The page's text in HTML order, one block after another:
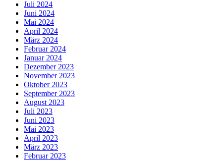
Juli 2024
Juni 2024
Mai 2024
April 2024
März 2024
Februar 2024
Januar 2024
Dezember 2023
November 2023
Oktober 2023
September 2023
August 2023
Juli 2023
Juni 2023
Mai 2023
April 2023
März 2023
Februar 2023